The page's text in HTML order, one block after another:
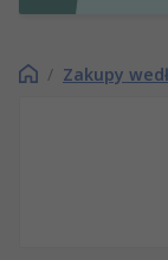
/ Zakupy